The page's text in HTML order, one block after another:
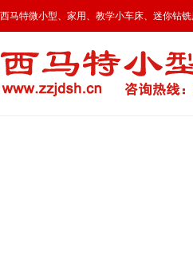
西马特微小型、家用、教学小车床、迷你钻